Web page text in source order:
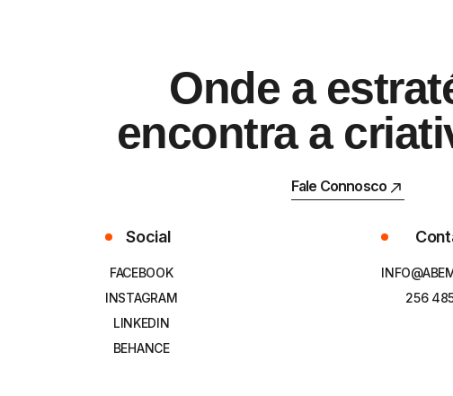
Onde a
encontra a
Fale Connosco
Fale Connosco
Social
FACEBOOK
INSTAGRAM
LINKEDIN
BEHANCE
256